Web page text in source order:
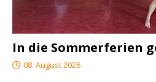
In die Sommerferien
08. August 2026